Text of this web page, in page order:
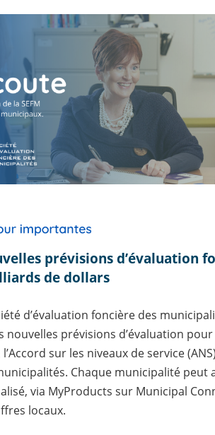
prévisions d’évaluation
de dollars
d’évaluation foncière des
nouvelles prévisions d’évaluation pour
sur les niveaux de service
Chaque municipalité peut
via MyProducts sur Municipal
locaux.